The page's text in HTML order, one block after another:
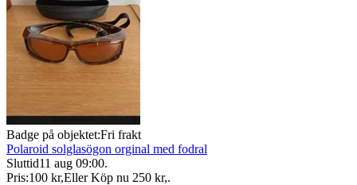
Badge på objektet:Fri frakt
Polaroid solglasögon orginal med fodral
Sluttid11 aug 09:00.
Pris:100 kr,Eller Köp nu 250 kr,.